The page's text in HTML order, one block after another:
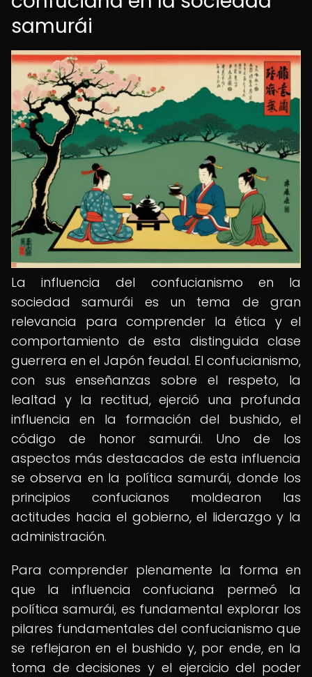
samurái
La influencia del confucianismo en la
sociedad samurái es un tema de gran
relevancia para comprender la ética y el
comportamiento de esta distinguida clase
guerrera en el Japón feudal. El confucianismo,
con sus enseñanzas sobre el respeto, la
lealtad y la rectitud, ejerció una profunda
influencia en la formación del bushido, el
código de honor samurái. Uno de los
aspectos más destacados de esta influencia
se observa en la política samurái, donde los
principios confucianos moldearon las
actitudes hacia el gobierno, el liderazgo y la
administración.
Para comprender plenamente la forma en
que la influencia confuciana permeó la
política samurái, es fundamental explorar los
pilares fundamentales del confucianismo que
se reflejaron en el bushido y, por ende, en la
toma de decisiones y el ejercicio del poder